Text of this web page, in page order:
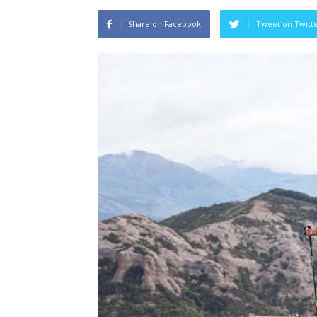
Share on Facebook Tweet on